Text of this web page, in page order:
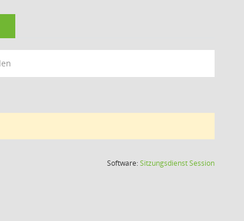
Software:SitzungsdienstSession(Wird in